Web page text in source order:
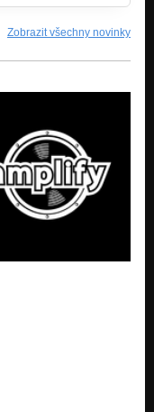
Zobrazit všechny novinky